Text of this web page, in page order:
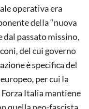
operativa era
della “nuova
dal passato missino,
del cui governo
è specifica del
per cui la
Italia mantiene